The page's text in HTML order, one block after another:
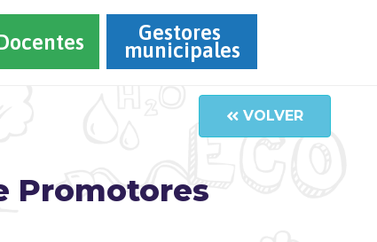
Gestores
municipales
VOLVER
Promotores